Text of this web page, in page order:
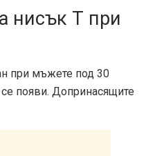
нисък Т при
при мъжете под 30
появи. Допринасящите